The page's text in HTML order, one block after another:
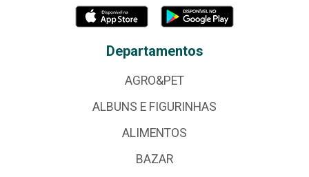
Departamentos
AGRO&PET
ALBUNS E FIGURINHAS
ALIMENTOS
BAZAR